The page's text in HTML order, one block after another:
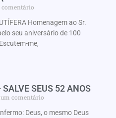
comentário
Homenagem ao Sr.
seu aniversário de 100
me,
SEUS 52 ANOS
comentário
Deus, o mesmo Deus